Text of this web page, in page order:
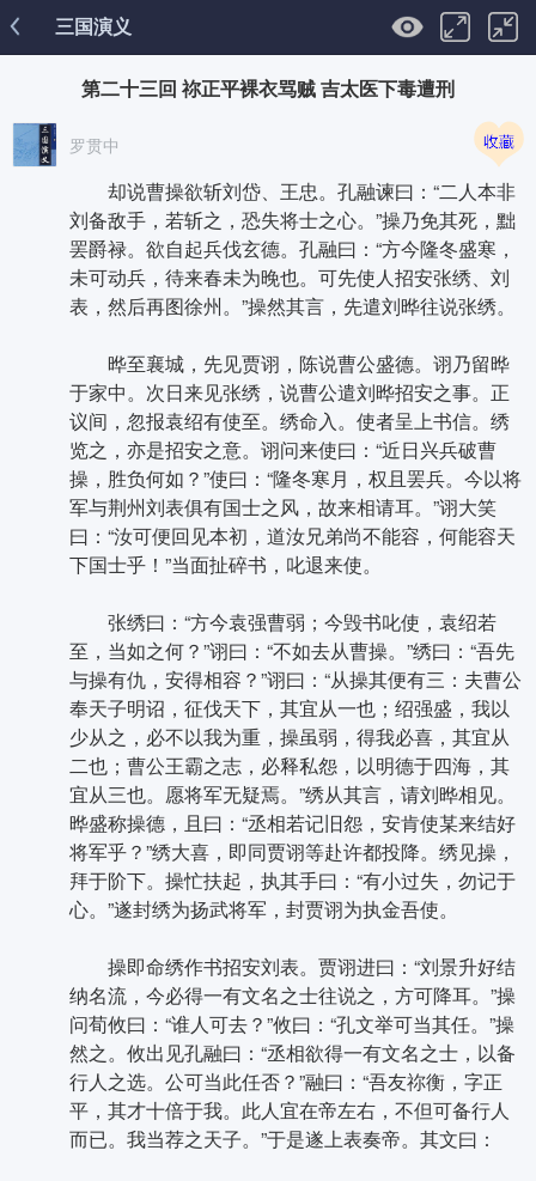
三国演义
第二十三回 祢正平裸衣骂贼 吉太医下毒遭刑
罗贯中
却说曹操欲斩刘岱、王忠。孔融谏曰：“二人本非
刘备敌手，若斩之，恐失将士之心。”操乃免其死，黜
罢爵禄。欲自起兵伐玄德。孔融曰：“方今隆冬盛寒，
未可动兵，待来春未为晚也。可先使人招安张绣、刘
表，然后再图徐州。”操然其言，先遣刘晔往说张绣。
晔至襄城，先见贾诩，陈说曹公盛德。诩乃留晔
于家中。次日来见张绣，说曹公遣刘晔招安之事。正
议间，忽报袁绍有使至。绣命入。使者呈上书信。绣
览之，亦是招安之意。诩问来使曰：“近日兴兵破曹
操，胜负何如？”使曰：“隆冬寒月，权且罢兵。今以将
军与荆州刘表俱有国士之风，故来相请耳。”诩大笑
曰：“汝可便回见本初，道汝兄弟尚不能容，何能容天
下国士乎！”当面扯碎书，叱退来使。
张绣曰：“方今袁强曹弱；今毁书叱使，袁绍若
至，当如之何？”诩曰：“不如去从曹操。”绣曰：“吾先
与操有仇，安得相容？”诩曰：“从操其便有三：夫曹公
奉天子明诏，征伐天下，其宜从一也；绍强盛，我以
少从之，必不以我为重，操虽弱，得我必喜，其宜从
二也；曹公王霸之志，必释私怨，以明德于四海，其
宜从三也。愿将军无疑焉。”绣从其言，请刘晔相见。
晔盛称操德，且曰：“丞相若记旧怨，安肯使某来结好
将军乎？”绣大喜，即同贾诩等赴许都投降。绣见操，
拜于阶下。操忙扶起，执其手曰：“有小过失，勿记于
心。”遂封绣为扬武将军，封贾诩为执金吾使。
操即命绣作书招安刘表。贾诩进曰：“刘景升好结
纳名流，今必得一有文名之士往说之，方可降耳。”操
问荀攸曰：“谁人可去？”攸曰：“孔文举可当其任。”操
然之。攸出见孔融曰：“丞相欲得一有文名之士，以备
行人之选。公可当此任否？”融曰：“吾友祢衡，字正
平，其才十倍于我。此人宜在帝左右，不但可备行人
而已。我当荐之天子。”于是遂上表奏帝。其文曰：